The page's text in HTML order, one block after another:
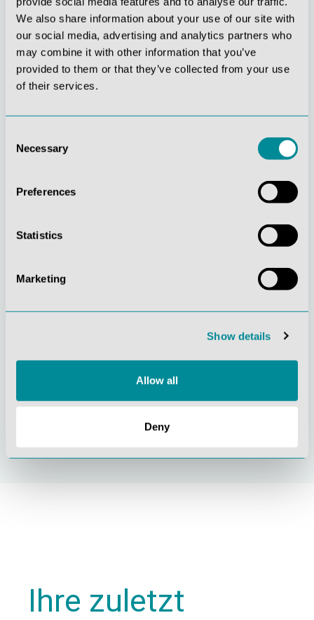
We also share information about your use of our site with
our social media, advertising and analytics partners who
may combine it with other information that you’ve
provided to them or that they’ve collected from your use
of their services.
Selection
Necessary
Preferences
Statistics
Marketing
Show details
Allow all
Deny
Verantwortung
Kundenorientierung
Nachhaltiges
Zertifizierung ISO
Ihre zuletzt